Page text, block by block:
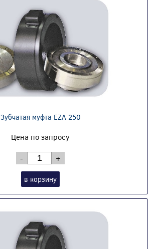
Зубчатая муфта EZA 250
Цена по запросу
- +
в корзину